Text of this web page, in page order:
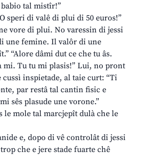
babio tal mistîr!”
speri di valê di plui di 50 euros!”
vore di plui. No varessin di jessi
une femine. Il valôr di une
“Alore dâmi dut ce che tu âs.
mi. Tu tu mi plasis!” Lui, no pront
cussì inspietade, al taie curt: “Ti
par restâ tal cantin fisic e
sês plasude une vorone.”
le mole tal marcjepît dulà che le
e, dopo di vê controlât di jessi
che e jere stade fuarte chê